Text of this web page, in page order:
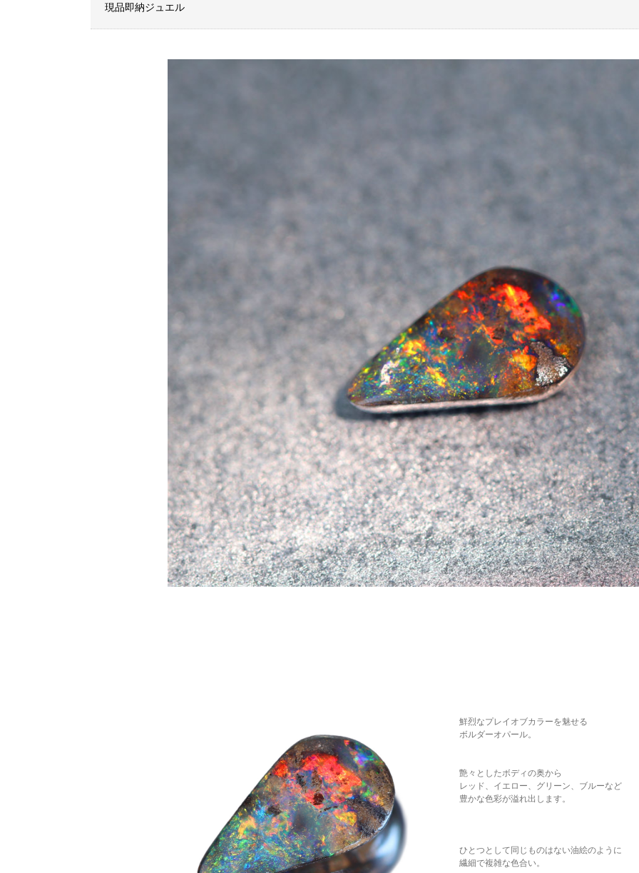
現品即納ジュエル
鮮烈なプレイオブカラーを魅せる
ボルダーオパール。
艶々としたボディの奥から
レッド、イエロー、グリーン、ブルーなど
豊かな色彩が溢れ出します。
ひとつとして同じものはない油絵のように
繊細で複雑な色合い。